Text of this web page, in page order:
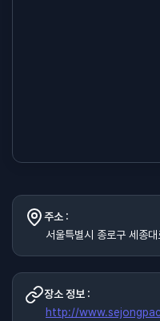
주소 :
서울특별시 종로구 세종
장소 정보 :
http://